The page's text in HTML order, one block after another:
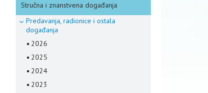
Stručna i znanstvena događanja
Predavanja, radionice i ostala
događanja
2026
2025
2024
2023